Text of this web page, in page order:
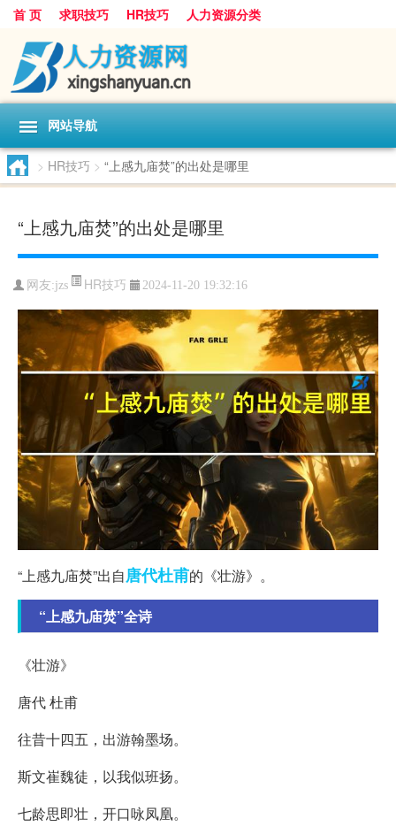
首 页 求职技巧 HR技巧 人力资源分类
网站导航
> HR技巧 > “上感九庙焚”的出处是哪里
“上感九庙焚”的出处是哪里
网友:jzs HR技巧 2024-11-20 19:32:16
“上感九庙焚”出自唐代杜甫的《壮游》。
“上感九庙焚”全诗
《壮游》
唐代 杜甫
往昔十四五，出游翰墨场。
斯文崔魏徒，以我似班扬。
七龄思即壮，开口咏凤凰。